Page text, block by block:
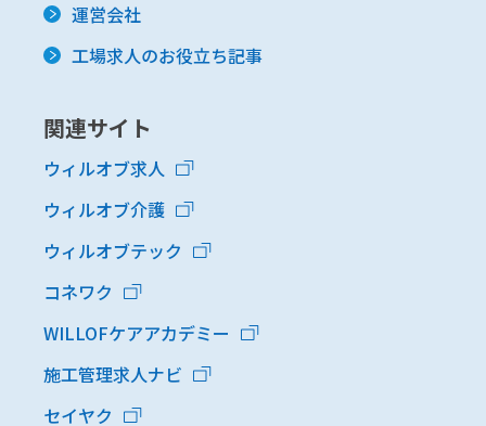
運営会社
工場求人のお役立ち記事
関連サイト
ウィルオブ求人
ウィルオブ介護
ウィルオブテック
コネワク
WILLOFケアアカデミー
施工管理求人ナビ
セイヤク